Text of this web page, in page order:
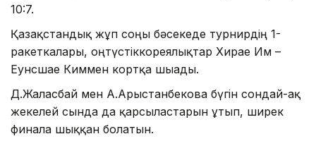
10:7.
Қазақстандық жұп соңғы бәсекеде турнирдің 1-
ракеткалары, оңтүстіккореялықтар Хирае Им –
Еунсшае Киммен кортқа шығады.
Д.Жалғасбай мен А.Арыстанбекова бүгін сондай-ақ
жекелей сында да қарсыластарын ұтып, ширек
финалға шыққан болатын.